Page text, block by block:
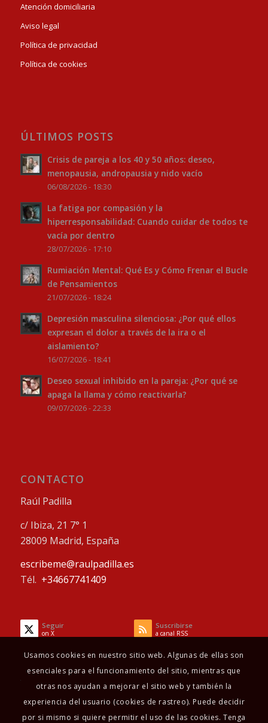
Atención domiciliaria
Aviso legal
Política de privacidad
Política de cookies
ÚLTIMOS POSTS
Crisis de pareja a los 40 y 50 años: deseo,
menopausia, andropausia y nido vacío
06/08/2026 - 18:30
La fatiga por compasión y la
hiperresponsabilidad: Cuando cuidar de todos te
vacía por dentro
28/07/2026 - 17:10
Rumiación Mental: Qué Es y Cómo Frenar el Bucle
de Pensamientos
21/07/2026 - 18:24
Depresión masculina silenciosa: ¿Por qué ellos
expresan el dolor a través de la ira o el
aislamiento?
16/07/2026 - 18:41
Deseo sexual inhibido en la pareja: ¿Por qué se
apaga la llama y cómo reactivarla?
09/07/2026 - 22:33
CONTACTO
Raúl Padilla
c/ Ibiza, 21 7° 1
28009 Madrid, España
escribeme@raulpadilla.es
Tél. +34667741409
Seguir
on X
Suscribirse
a canal RSS
Usamos cookies en nuestro sitio web. Algunas de ellas son
esenciales para el funcionamiento del sitio, mientras que
otras nos ayudan a mejorar el sitio web y también la
experiencia del usuario (cookies de rastreo). Puede decidir
por si mismo si quiere permitir el uso de las cookies. Tenga